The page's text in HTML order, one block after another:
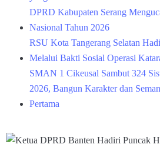
DPRD Kabupaten Serang
Nasional Tahun 2026
RSU Kota Tangerang Selatan
Melalui Bakti Sosial Operasi
SMAN 1 Cikeusal Sambut 324
2026, Bangun Karakter dan
Pertama